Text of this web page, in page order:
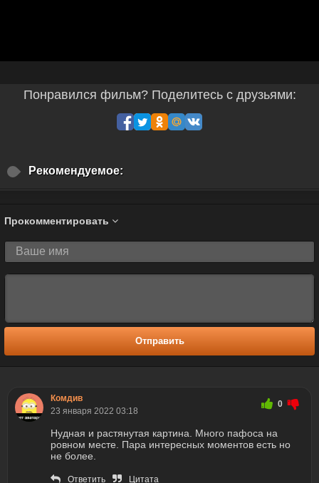
Понравился фильм? Поделитесь с друзьями:
Рекомендуемое:
Прокомментировать
Отправить
Комдив
23 января 2022 03:18
0
Нудная и растянутая картина. Много пафоса на
ровном месте. Пара интересных моментов есть но
не более.
Ответить Цитата